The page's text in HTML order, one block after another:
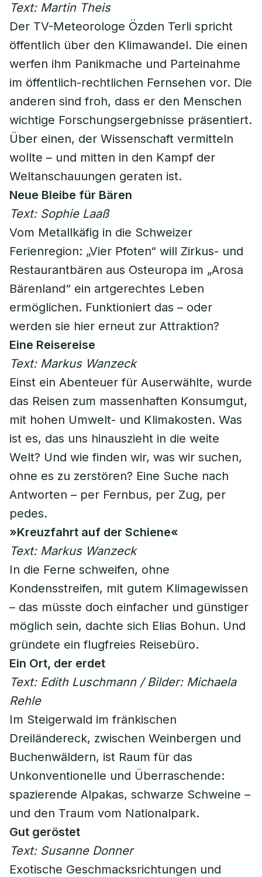
Text: Martin Theis
Der TV-Meteorologe Özden Terli spricht
öffentlich über den Klimawandel. Die einen
werfen ihm Panikmache und Parteinahme
im öffentlich-rechtlichen Fernsehen vor. Die
anderen sind froh, dass er den Menschen
wichtige Forschungsergebnisse präsentiert.
Über einen, der Wissenschaft vermitteln
wollte – und mitten in den Kampf der
Weltanschauungen geraten ist.
Neue Bleibe für Bären
Text: Sophie Laaß
Vom Metallkäfig in die Schweizer
Ferienregion: „Vier Pfoten“ will Zirkus- und
Restaurantbären aus Osteuropa im „Arosa
Bärenland“ ein artgerechtes Leben
ermöglichen. Funktioniert das – oder
werden sie hier erneut zur Attraktion?
Eine Reisereise
Text: Markus Wanzeck
Einst ein Abenteuer für Auserwählte, wurde
das Reisen zum massenhaften Konsumgut,
mit hohen Umwelt- und Klimakosten. Was
ist es, das uns hinauszieht in die weite
Welt? Und wie finden wir, was wir suchen,
ohne es zu zerstören? Eine Suche nach
Antworten – per Fernbus, per Zug, per
pedes.
»Kreuzfahrt auf der Schiene«
Text: Markus Wanzeck
In die Ferne schweifen, ohne
Kondensstreifen, mit gutem Klimagewissen
– das müsste doch einfacher und günstiger
möglich sein, dachte sich Elias Bohun. Und
gründete ein flugfreies Reisebüro.
Ein Ort, der erdet
Text: Edith Luschmann / Bilder: Michaela
Rehle
Im Steigerwald im fränkischen
Dreiländereck, zwischen Weinbergen und
Buchenwäldern, ist Raum für das
Unkonventionelle und Überraschende:
spazierende Alpakas, schwarze Schweine –
und den Traum vom Nationalpark.
Gut geröstet
Text: Susanne Donner
Exotische Geschmacksrichtungen und